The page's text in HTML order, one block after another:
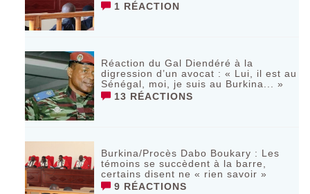
1 RÉACTION
Réaction du Gal Diendéré à la
digression d’un avocat : « Lui, il est au
Sénégal, moi, je suis au Burkina... »
13 RÉACTIONS
Burkina/Procès Dabo Boukary : Les
témoins se succèdent à la barre,
certains disent ne « rien savoir »
9 RÉACTIONS